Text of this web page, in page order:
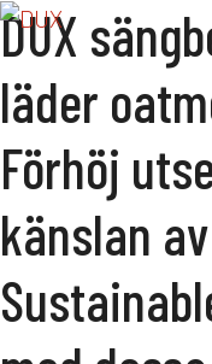
DUX
läder
Förhöj
känslan